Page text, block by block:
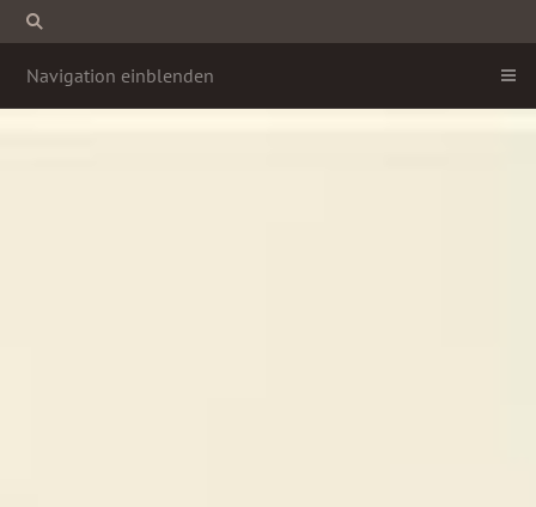
Navigation einblenden